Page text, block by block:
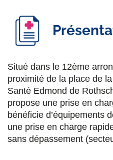
g
e
r
s
u
t
g
e
r
s
u
t
g
e
r
s
u
Situé dans le 12ème
proximité de la place de
Santé Edmond de
propose une prise en
bénéficie d’équipements
une prise en charge
sans dépassement